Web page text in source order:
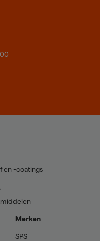
en -coatings
Merken
SPS